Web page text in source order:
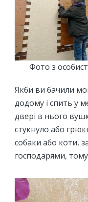
Фото з
Якби ви бачили
додому і спить у
двері в нього
стукнуло або
собаки або коти,
господарями,